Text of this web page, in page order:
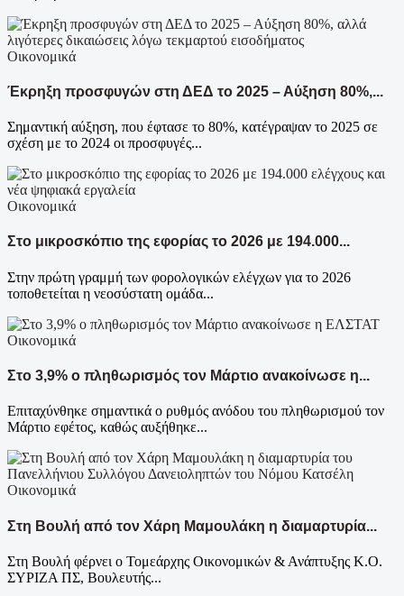
Οικονομικά
Έκρηξη προσφυγών στη ΔΕΔ το 2025 – Αύξηση 80%,...
Σημαντική αύξηση, που έφτασε το 80%, κατέγραψαν το 2025 σε
σχέση με το 2024 οι προσφυγές...
Οικονομικά
Στο μικροσκόπιο της εφορίας το 2026 με 194.000...
Στην πρώτη γραμμή των φορολογικών ελέγχων για το 2026
τοποθετείται η νεοσύστατη ομάδα...
Οικονομικά
Στο 3,9% ο πληθωρισμός τον Μάρτιο ανακοίνωσε η...
Επιταχύνθηκε σημαντικά ο ρυθμός ανόδου του πληθωρισμού τον
Μάρτιο εφέτος, καθώς αυξήθηκε...
Οικονομικά
Στη Βουλή από τον Χάρη Μαμουλάκη η διαμαρτυρία...
Στη Βουλή φέρνει ο Τομεάρχης Οικονομικών & Ανάπτυξης Κ.Ο.
ΣΥΡΙΖΑ ΠΣ, Βουλευτής...